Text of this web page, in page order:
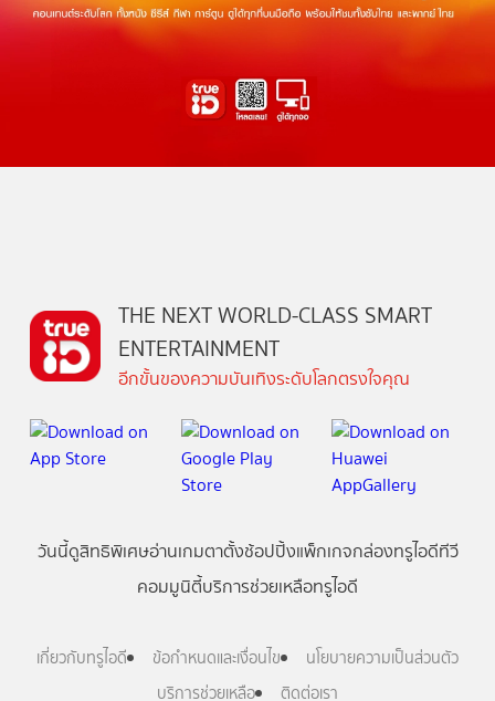
THE NEXT WORLD-CLASS SMART
ENTERTAINMENT
อีกขั้นของความบันเทิงระดับโลกตรงใจคุณ
วันนี้ดูสิทธิพิเศษอ่านเกมตาตั้งช้อปปิ้งแพ็กเกจกล่องทรูไอดีทีวี
คอมมูนิตี้บริการช่วยเหลือทรูไอดี
เกี่ยวกับทรูไอดี ข้อกำหนดและเงื่อนไข
นโยบายความเป็นส่วนตัว
บริการช่วยเหลือ
ติดต่อเรา